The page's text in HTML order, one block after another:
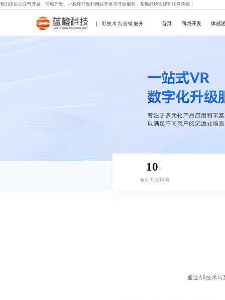
我们提供公众号开发、 商城开发、 小程序开发和 网站开发等开发服务，帮助品牌实现互联网营销！
用技术为营销服务 首页 商城开发 体感
10年
专业开发经验
通过AR技术与